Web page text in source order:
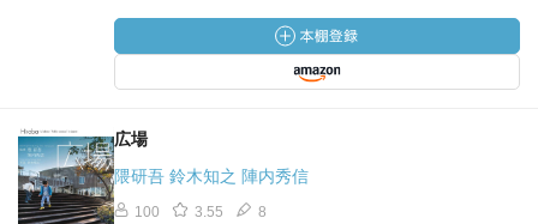
広場
隈研吾 鈴木知之 陣内秀信
100 3.55 8